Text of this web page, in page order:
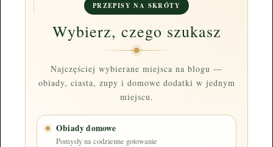
PRZEPISY NA SKRÓTY
Wybierz, czego szukasz
Najczęściej wybierane miejsca na blogu —
obiady, ciasta, zupy i domowe dodatki w jednym
miejscu.
Obiady domowe
Pomysły na codzienne gotowanie